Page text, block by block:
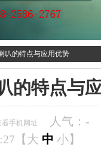
叭的特点与应用优势
的特点与
看手机网址 人气： -
【 大 中 小】